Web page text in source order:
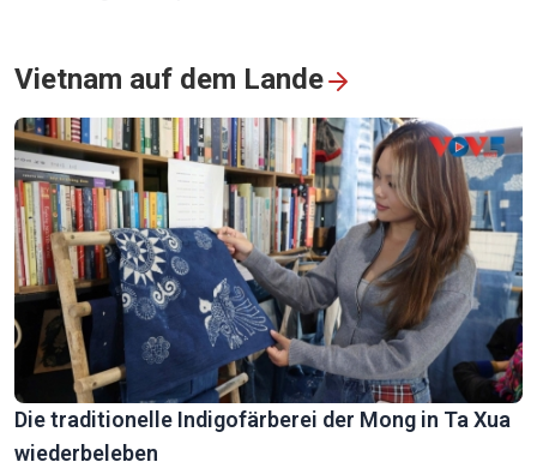
Die heilige Zeremonie zur Aufnahme von Schülern bei
Meister Then
Vietnam auf dem Lande
Die traditionelle Indigofärberei der Mong in Ta Xua
wiederbeleben